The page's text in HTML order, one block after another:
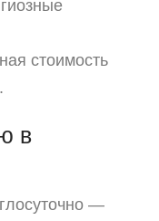
стоимость
в
—